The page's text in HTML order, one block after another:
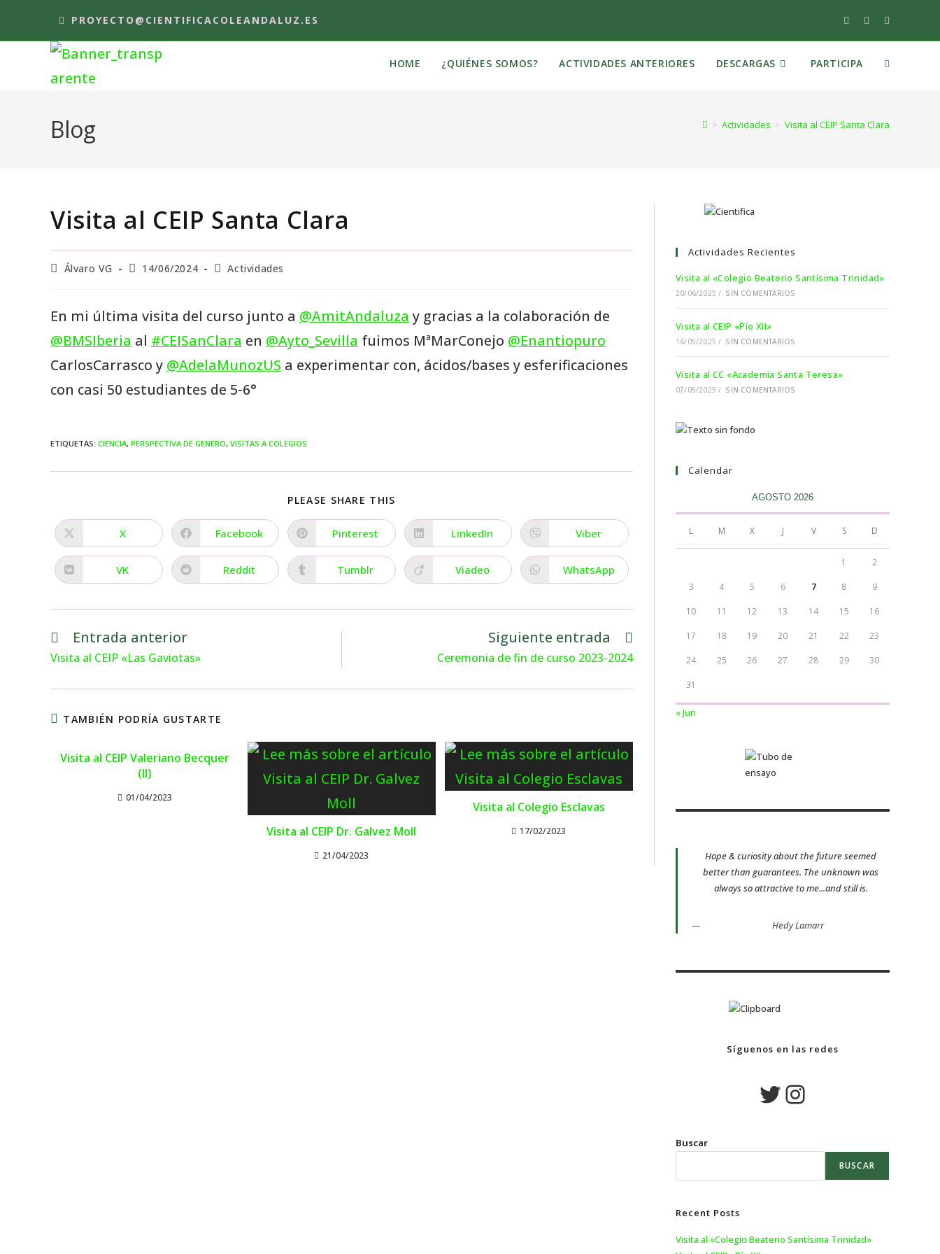
PROYECTO@CIENTIFICACOLEANDALUZ.ES
HOME ¿QUIÉNES SOMOS? ACTIVIDADES ANTERIORES DESCARGAS PARTICIPA
Blog > Actividades > Visita al CEIP Santa Clara
Visita al CEIP Santa Clara
Álvaro VG 14/06/2024 Actividades
En mi última visita del curso junto a @AmitAndaluza y gracias a la colaboración de
@BMSIberia al #CEISanClara en @Ayto_Sevilla fuimos MªMarConejo @Enantiopuro
CarlosCarrasco y @AdelaMunozUS a experimentar con, ácidos/bases y esferificaciones
con casi 50 estudiantes de 5-6°
ETIQUETAS: CIENCIA, PERSPECTIVA DE GENERO, VISITAS A COLEGIOS
PLEASE SHARE THIS
X Facebook Pinterest LinkedIn Viber
VK Reddit Tumblr Viadeo WhatsApp
Entrada anterior
Visita al CEIP «Las Gaviotas»
Siguiente entrada
Ceremonia de fin de curso 2023-2024
TAMBIÉN PODRÍA GUSTARTE
Visita al CEIP Valeriano Becquer
(II)
01/04/2023
Visita al CEIP Dr. Galvez Moll
21/04/2023
Visita al Colegio Esclavas
17/02/2023
Actividades Recientes
Visita al «Colegio Beaterio Santísima Trinidad»
20/06/2025 / SIN COMENTARIOS
Visita al CEIP «Pío XII»
16/05/2025 / SIN COMENTARIOS
Visita al CC «Academia Santa Teresa»
07/05/2025 / SIN COMENTARIOS
Calendar
AGOSTO 2026
L M X J V S D
1 2
3 4 5 6 7 8 9
10 11 12 13 14 15 16
17 18 19 20 21 22 23
24 25 26 27 28 29 30
31
« Jun
Hope & curiosity about the future seemed
better than guarantees. The unknown was
always so attractive to me...and still is.
Hedy Lamarr
Síguenos en las redes
Buscar
BUSCAR
Recent Posts
Visita al «Colegio Beaterio Santísima Trinidad»